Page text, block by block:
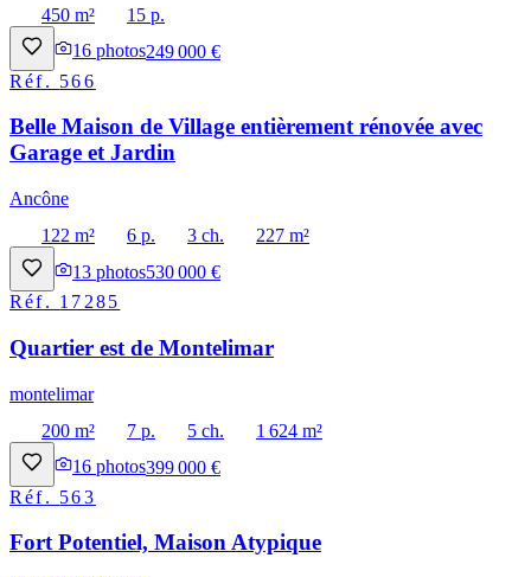
450 m²
15 p.
16 photos249 000 €
Réf. 566
Belle Maison de Village entièrement rénovée avec
Garage et Jardin
Ancône
122 m²
6 p. 3 ch.
227 m²
13 photos530 000 €
Réf. 17285
Quartier est de Montelimar
montelimar
200 m²
7 p. 5 ch.
1 624 m²
16 photos399 000 €
Réf. 563
Fort Potentiel, Maison Atypique